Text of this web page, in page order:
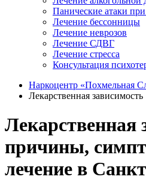
Панические атаки
Лечение бессонницы
Лечение неврозов
Лечение СДВГ
Лечение стресса
Консультация
Наркоцентр «Похмельная
Лекарственная зависимость
Лекарственная
причины,
лечение в